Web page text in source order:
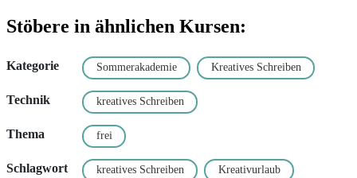
Stöbere in ähnlichen Kursen:
Kategorie Sommerakademie Kreatives Schreiben
Technik kreatives Schreiben
Thema frei
Schlagwort kreatives Schreiben Kreativurlaub